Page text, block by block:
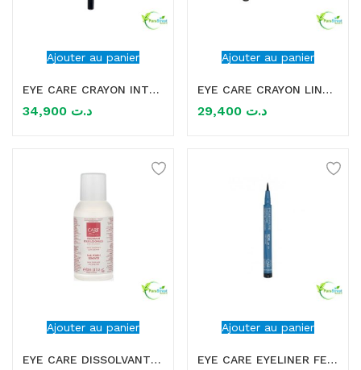
Ajouter au panier
EYE CARE CRAYON INTENSE LINER YEUX SENSIBLES 1.3 G
د.ت
Ajouter au panier
EYE CARE CRAYON LINER CONTOUR DES YEUX
د.ت
Ajouter au panier
EYE CARE DISSOLVANT SANS ACETONE 100ML
Ajouter au panier
EYE CARE EYELINER FEUTRE 0.8ML